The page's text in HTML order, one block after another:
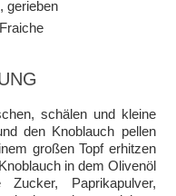
gerieben
schälen und kleine
den Knoblauch pellen
großen Topf erhitzen
in dem Olivenöl
Paprikapulver,